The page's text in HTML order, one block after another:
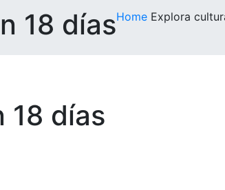
18 díasHome Explora
18 días